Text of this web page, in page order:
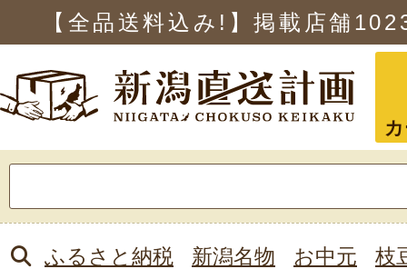
【全品送料込み!】掲載店舗
索:
ふるさと納税 新潟名物 お中元 枝